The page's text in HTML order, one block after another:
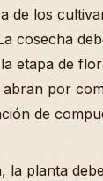
de los
cosecha
etapa de
por
de
la planta